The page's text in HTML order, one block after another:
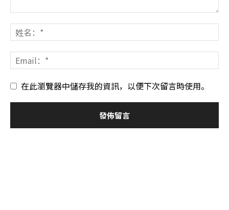
在此瀏覽器中儲存我的資訊，以便下次留言時使用。